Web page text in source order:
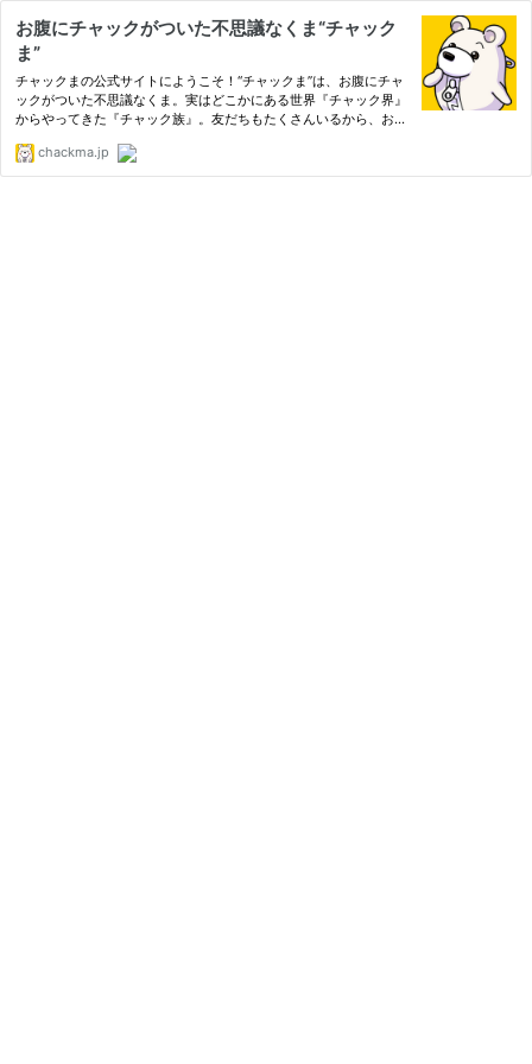
お腹にチャックがついた不思議なくま“チャック
ま”
チャックまの公式サイトにようこそ！“チャックま”は、お腹にチャ
ックがついた不思議なくま。実はどこかにある世界『チャック界』
からやってきた『チャック族』。友だちもたくさんいるから、お気
chackma.jp